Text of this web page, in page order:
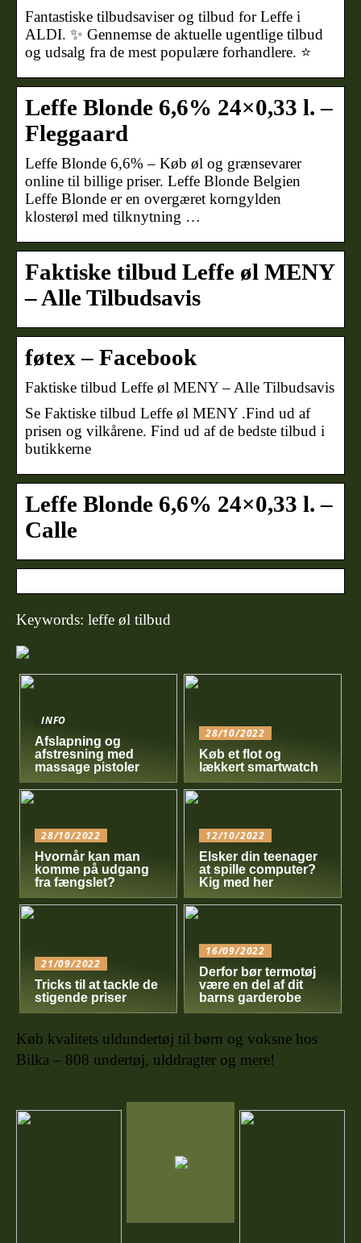
Fantastiske tilbudsaviser og tilbud for Leffe i
ALDI. ✨ Gennemse de aktuelle ugentlige tilbud
og udsalg fra de mest populære forhandlere. ⭐
Leffe Blonde 6,6% 24×0,33 l. –
Fleggaard
Leffe Blonde 6,6% – Køb øl og grænsevarer
online til billige priser. Leffe Blonde Belgien
Leffe Blonde er en overgæret korngylden
klosterøl med tilknytning …
Faktiske tilbud Leffe øl MENY
– Alle Tilbudsavis
føtex – Facebook
Faktiske tilbud Leffe øl MENY – Alle Tilbudsavis
Se Faktiske tilbud Leffe øl MENY .Find ud af
prisen og vilkårene. Find ud af de bedste tilbud i
butikkerne
Leffe Blonde 6,6% 24×0,33 l. –
Calle
Keywords: leffe øl tilbud
INFO
Afslapning og
afstresning med
massage pistoler
28/10/2022
Køb et flot og
lækkert smartwatch
28/10/2022
Hvornår kan man
komme på udgang
fra fængslet?
12/10/2022
Elsker din teenager
at spille computer?
Kig med her
21/09/2022
Tricks til at tackle de
stigende priser
16/09/2022
Derfor bør termotøj
være en del af dit
barns garderobe
Køb kvalitets uldundertøj til børn og voksne hos
Bilka – 808 undertøj, ulddragter og mere!